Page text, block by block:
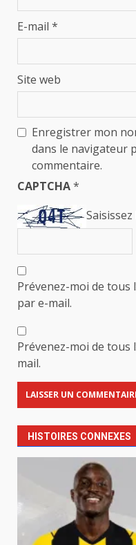
E-mail *
Site web
Enregistrer mon
dans le navigateur
commentaire.
CAPTCHA*
Prévenez-moi de tous
par e-mail.
Prévenez-moi de tous
mail.
HISTOIRES CONNEXES